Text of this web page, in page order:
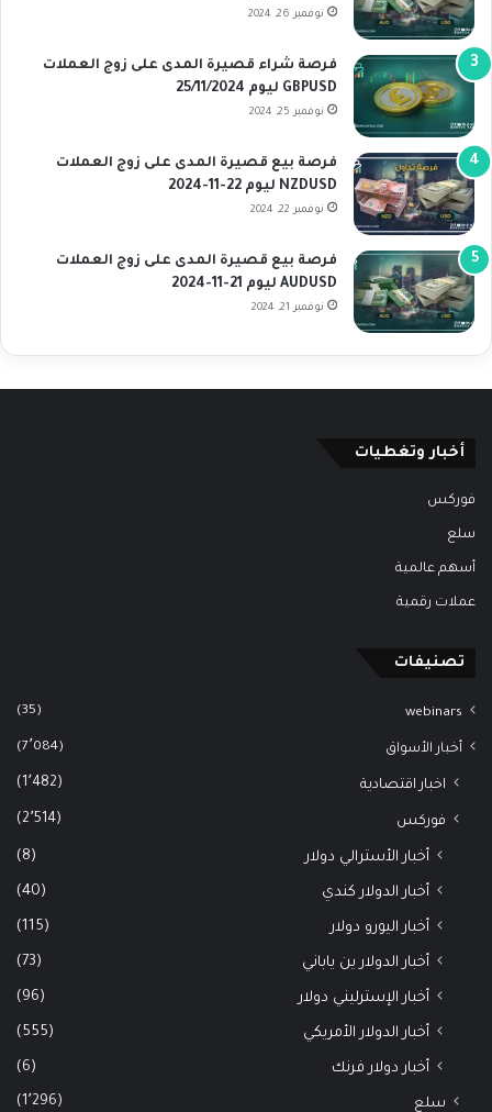
نوفمبر 26, 2024
فرصة شراء قصيرة المدى على زوج العملات
GBPUSD ليوم 25/11/2024
نوفمبر 25, 2024
فرصة بيع قصيرة المدى على زوج العملات
NZDUSD ليوم 22-11-2024
نوفمبر 22, 2024
فرصة بيع قصيرة المدى على زوج العملات
AUDUSD ليوم 21-11-2024
نوفمبر 21, 2024
أخبار وتغطيات
فوركس
سلع
أسهم عالمية
عملات رقمية
تصنيفات
webinars
(35)
أخبار الأسواق (7٬084)
اخبار اقتصادية (1٬482)
فوركس (2٬514)
أخبار الأسترالي دولار (8)
أخبار الدولار كندي (40)
أخبار اليورو دولار (115)
أخبار الدولار ين ياباني (73)
أخبار الإسترليني دولار (96)
أخبار الدولار الأمريكي (555)
أخبار دولار فرنك (6)
سلع (1٬296)